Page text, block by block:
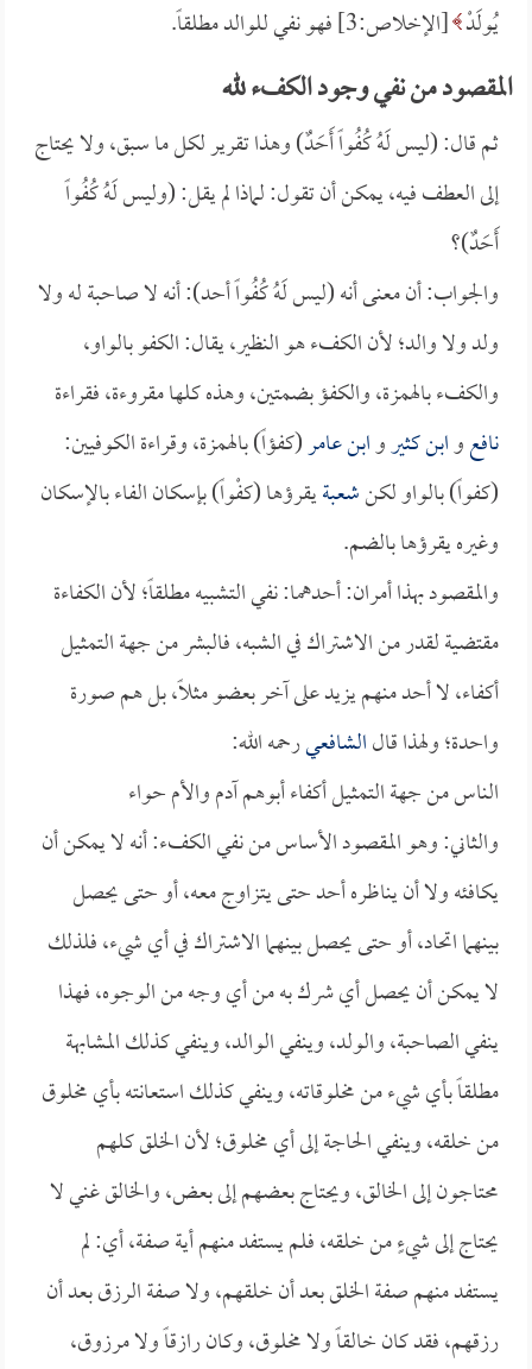
يُولَدْ [الإخلاص:3] فهو نفي للوالد مطلقاً.
المقصود من نفي وجود الكفء لله
ثم قال: (ليس لَهُ كُفُواً أَحَدٌ) وهذا تقرير لكل ما سبق، ولا يحتاج
إلى العطف فيه، يمكن أن تقول: لماذا لم يقل: (وليس لَهُ كُفُواً
أَحَدٌ)؟
والجواب: أن معنى أنه (ليس لَهُ كُفُواً أحد): أنه لا صاحبة له ولا
ولد ولا والد؛ لأن الكفء هو النظير، يقال: الكفو بالواو،
والكفء بالهمزة، والكفؤ بضمتين، وهذه كلها مقروءة، فقراءة
نافعوابن كثيروابن عامر(كفؤاً) بالهمزة، وقراءة الكوفيين:
(كفواً) بالواو لكنشعبةيقرؤها (كفْواً) بإسكان الفاء بالإسكان
وغيره يقرؤها بالضم.
والمقصود بهذا أمران: أحدهما: نفي التشبيه مطلقاً؛ لأن الكفاءة
مقتضية لقدر من الاشتراك في الشبه، فالبشر من جهة التمثيل
أكفاء، لا أحد منهم يزيد على آخر بعضو مثلاً، بل هم صورة
واحدة؛ ولهذا قالالشافعيرحمه الله:
الناس من جهة التمثيل أكفاء أبوهم آدم والأم حواء
والثاني: وهو المقصود الأساس من نفي الكفء: أنه لا يمكن أن
يكافئه ولا أن يناظره أحد حتى يتزاوج معه، أو حتى يحصل
بينهما اتحاد، أو حتى يحصل بينهما الاشتراك في أي شيء، فلذلك
لا يمكن أن يحصل أي شرك به من أي وجه من الوجوه، فهذا
ينفي الصاحبة، والولد، وينفي الوالد، وينفي كذلك المشابهة
مطلقاً بأي شيء من مخلوقاته، وينفي كذلك استعانته بأي مخلوق
من خلقه، وينفي الحاجة إلى أي مخلوق؛ لأن الخلق كلهم
محتاجون إلى الخالق، ويحتاج بعضهم إلى بعض، والخالق غني لا
يحتاج إلى شيءٍ من خلقه، فلم يستفد منهم أية صفة، أي: لم
يستفد منهم صفة الخلق بعد أن خلقهم، ولا صفة الرزق بعد أن
رزقهم، فقد كان خالقاً ولا مخلوق، وكان رازقاً ولا مرزوق،